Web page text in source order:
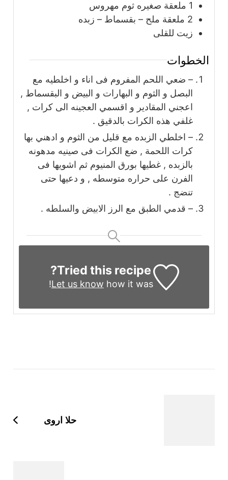
1 ملعقة صغيره ثوم مهروس
2 ملعقة ملح – بقسماط – زبده
زيت للقلى
الخطوات
– ضعي اللحم المفروم فى اناء و اخلطيه مع
البصل و الثوم و البهارات و البيض و البقسماط ,
اعجني المقادير و اقسمي العجينه الى كرات ,
غلفي هذه الكرات بالدقيق .
– اخلطي الزبده مع قليل من الثوم و ادهني بها
كرات اللحمة , ضع الكرات فى صينيه مدهونه
بالزبده , غطيها بورق المنيوم ثم اشويها فى
الفرن على حراره متوسطه , و دعيها حتى
تنضج .
– قدمي الطبق مع الرز الابيض والسلطه .
Tried this recipe?
Let us know how it was!
حلا اروى